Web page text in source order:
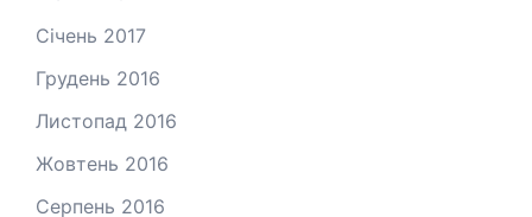
Січень 2017
Грудень 2016
Листопад 2016
Жовтень 2016
Серпень 2016